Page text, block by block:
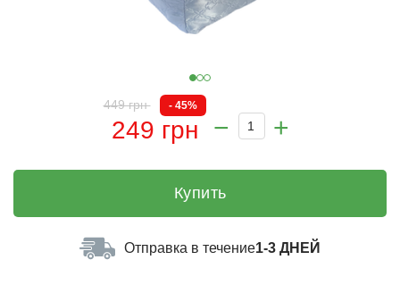
449 грн - 45%
249 грн
Купить
Отправка в течение1-3 ДНЕЙ